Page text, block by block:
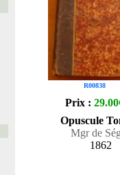
R00838
Prix :
Opuscule
Mgr de
1862